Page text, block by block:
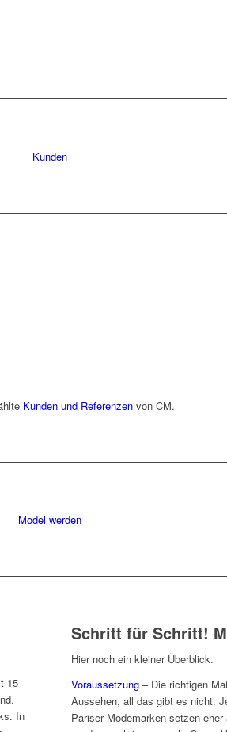
Kunden
Kunden und Referenzen von CM.
Model werden
15
In
Schritt für Schritt!
Hier noch ein kleiner Überblick.
Voraussetzung – Die richtigen
Aussehen, all das gibt es nicht.
Pariser Modemarken setzen